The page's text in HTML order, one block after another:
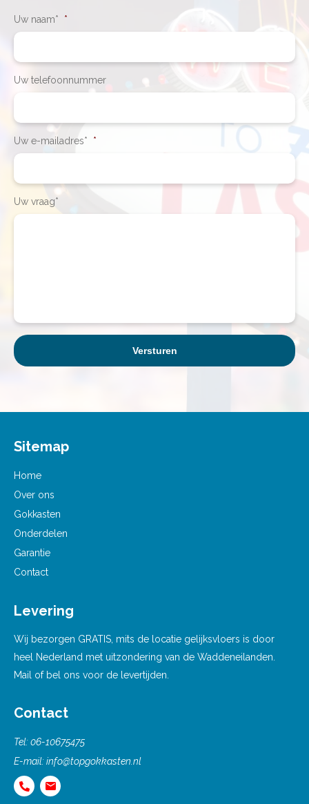
Uw naam* *
Uw telefoonnummer
Uw e-mailadres* *
Uw vraag*
Sitemap
Home
Over ons
Gokkasten
Onderdelen
Garantie
Contact
Levering
Wij bezorgen GRATIS, mits de locatie gelijksvloers is door
heel Nederland met uitzondering van de Waddeneilanden.
Mail of bel ons voor de levertijden.
Contact
Tel:06-10675475
E-mail:info@topgokkasten.nl